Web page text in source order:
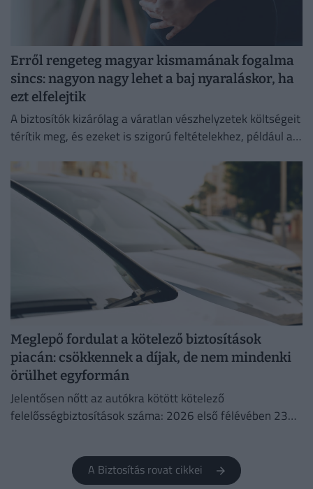
Erről rengeteg magyar kismamának fogalma
sincs: nagyon nagy lehet a baj nyaraláskor, ha
ezt elfelejtik
A biztosítók kizárólag a váratlan vészhelyzetek költségeit
térítik meg, és ezeket is szigorú feltételekhez, például a
Meglepő fordulat a kötelező biztosítások
piacán: csökkennek a díjak, de nem mindenki
örülhet egyformán
Jelentősen nőtt az autókra kötött kötelező
felelősségbiztosítások száma: 2026 első félévében 23
A Biztosítás rovat cikkei